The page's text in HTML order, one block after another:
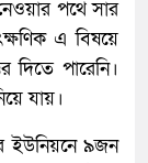
পথে সার
এ বিষয়ে
পারেনি।
যায়।
ইউনিয়নে ৯জন